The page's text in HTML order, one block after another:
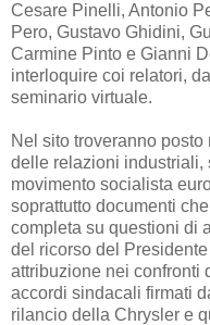
Cesare Pinelli, Antonio
Pero, Gustavo Ghidini,
Carmine Pinto e Gianni
interloquire coi relatori,
seminario virtuale.
Nel sito troveranno
delle relazioni industriali,
movimento socialista
soprattutto documenti
completa su questioni di
del ricorso del
attribuzione nei confronti
accordi sindacali firmati
rilancio della Chrysler e